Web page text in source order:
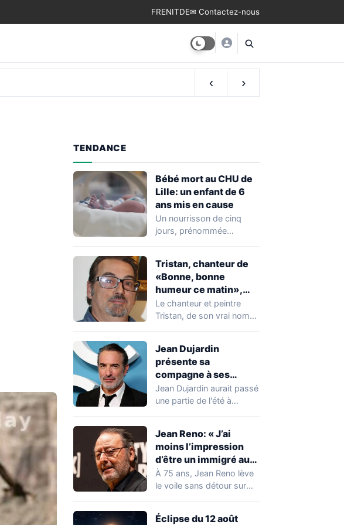
FRENITDE✉ Contactez-nous
vérifier ‹ ›
TENDANCE
Bébé mort au CHU de
Lille: un enfant de 6
ans mis en cause
Un nourrisson de cinq
jours, prénommée
Tristan, chanteur de
«Bonne, bonne
humeur ce matin»,
mort à 68 ans
Le chanteur et peintre
Tristan, de son vrai nom
Jean Dujardin
présente sa
compagne à ses
enfants à Soulac-sur-
Mer
Jean Dujardin aurait passé
une partie de l'été à
Jean Reno: « J’ai
moins l’impression
d’être un immigré aux
États-Unis qu’en
France »
À 75 ans, Jean Reno lève
le voile sans détour sur
Éclipse du 12 août